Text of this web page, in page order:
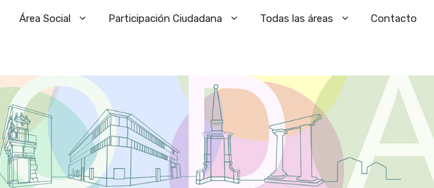
Área Social Participación Ciudadana Todas las áreas Contacto